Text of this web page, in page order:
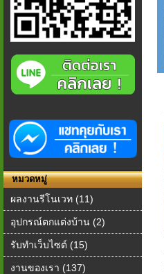
หมวดหมู่
ผลงานรีโนเวท (11)
อุปกรณ์ตกแต่งบ้าน (2)
รับทำเว็บไซต์ (15)
งานของเรา (137)